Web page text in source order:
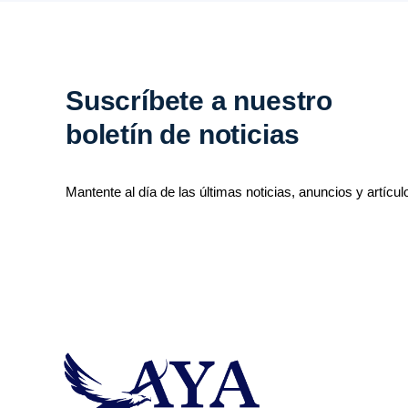
Suscríbete a nuestro
boletín de noticias
Mantente al día de las últimas noticias, anuncios y